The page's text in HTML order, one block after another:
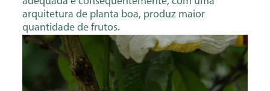
arquitetura de planta boa, produz maior
quantidade de frutos.